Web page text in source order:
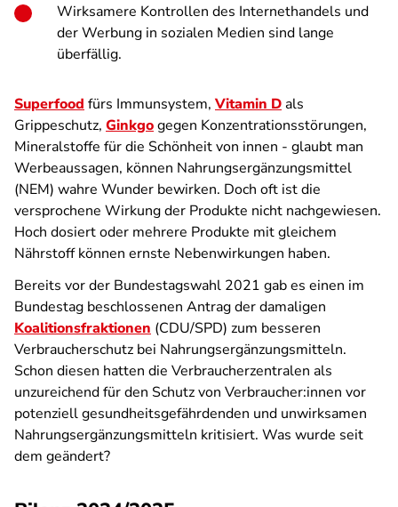
Wirksamere Kontrollen des Internethandels und
der Werbung in sozialen Medien sind lange
überfällig.
Superfood fürs Immunsystem, Vitamin Dals
Grippeschutz, Ginkgogegen Konzentrationsstörungen,
Mineralstoffe für die Schönheit von innen - glaubt man
Werbeaussagen, können Nahrungsergänzungsmittel
(NEM) wahre Wunder bewirken. Doch oft ist die
versprochene Wirkung der Produkte nicht nachgewiesen.
Hoch dosiert oder mehrere Produkte mit gleichem
Nährstoff können ernste Nebenwirkungen haben.
Bereits vor der Bundestagswahl 2021 gab es einen im
Bundestag beschlossenen Antrag der damaligen
Koalitionsfraktionen (CDU/SPD) zum besseren
Verbraucherschutz bei Nahrungsergänzungsmitteln.
Schon diesen hatten die Verbraucherzentralen als
unzureichend für den Schutz von Verbraucher:innen vor
potenziell gesundheitsgefährdenden und unwirksamen
Nahrungsergänzungsmitteln kritisiert. Was wurde seit
dem geändert?